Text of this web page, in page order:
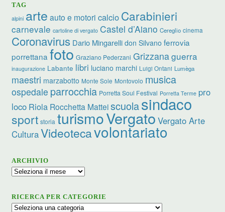
TAG
alpini arte auto e motori calcio Carabinieri
carnevale cartoline di vergato Castel d’Aiano Cereglio cinema
Coronavirus Dario Mingarelli don Silvano ferrovia
porrettana foto Graziano Pederzani Grizzanaguerra
inaugurazione Labante libri luciano marchi Luigi Ontani Lumèga
maestri marzabotto Monte Sole Montovolo musica
ospedale parrocchia Porretta Soul Festival Porretta Terme pro
loco Riola Rocchetta Matteiscuolasindaco
sport storia turismoVergato Vergato Arte
CulturaVideotecavolontariato
ARCHIVIO
Archivio
RICERCA PER CATEGORIE
Ricerca